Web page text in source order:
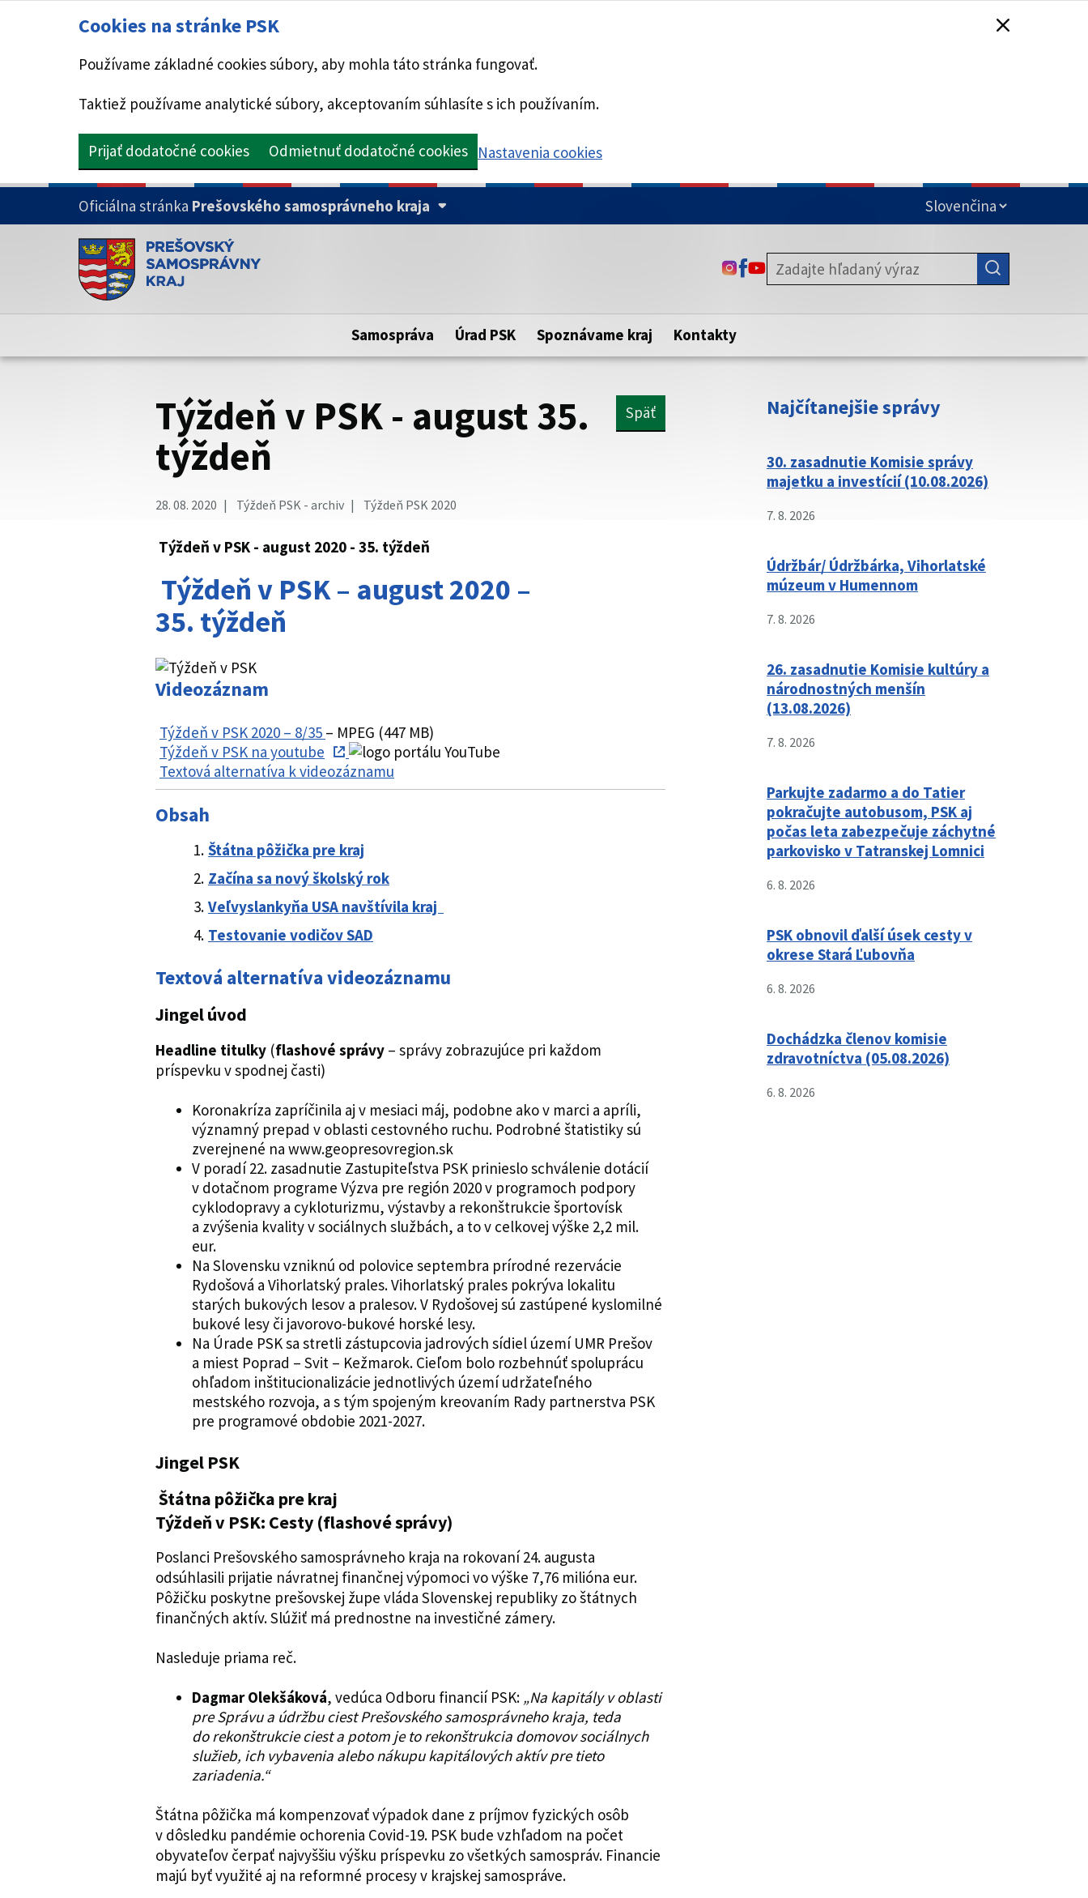
Cookies na stránke PSK
Používame základné cookies súbory, aby mohla táto stránka fungovať.
Taktiež používame analytické súbory, akceptovaním súhlasíte s ich používaním.
Prijať dodatočné cookies Odmietnuť dodatočné cookies Nastavenia cookies
PRESKOČIŤ NA HLAVNÝ OBSAH
Oficiálna stránka Prešovského samosprávneho kraja
Doména psk.sk je oficiálna
Toto je oficiálna webová stránka Prešovského samosprávneho kraja.
Táto stránka je zabezpečená
zabezpečenú webovú stránku. Zabezpečená stránka vždy začína
https:// pred názvom domény webového sídla.
ODKAZ SA OTVORÍ NA NOVEJ KARTE
ODKAZ SA OTVORÍ NA NOVEJ KARTE
ODKAZ SA OTVORÍ NA NOVEJ KARTE
Samospráva Úrad PSK Spoznávame kraj Kontakty
Týždeň v PSK - august 35.
týždeň
Späť
28. 08. 2020 Týždeň PSK - archiv Týždeň PSK 2020
Týždeň v PSK - august 2020 - 35. týždeň
Týždeň v PSK – august 2020 –
35. týždeň
Týždeň v PSK 2020 – 8/35 – MPEG (447 MB)
Týždeň v PSK na youtube
Textová alternatíva k videozáznamu
Videozáznam
Obsah
Štátna pôžička pre kraj
Začína sa nový školský rok
Veľvyslankyňa USA navštívila kraj
Testovanie vodičov SAD
Textová alternatíva videozáznamu
Jingel úvod
Headline titulky (flashové správy – správy zobrazujúce pri každom
príspevku v spodnej časti)
Koronakríza zapríčinila aj v mesiaci máj, podobne ako v marci a apríli,
významný prepad v oblasti cestovného ruchu. Podrobné štatistiky sú
zverejnené na www.geopresovregion.sk
V poradí 22. zasadnutie Zastupiteľstva PSK prinieslo schválenie dotácií
v dotačnom programe Výzva pre región 2020 v programoch podpory
cyklodopravy a cykloturizmu, výstavby a rekonštrukcie športovísk
a zvýšenia kvality v sociálnych službách, a to v celkovej výške 2,2 mil.
eur.
Na Slovensku vzniknú od polovice septembra prírodné rezervácie
Rydošová a Vihorlatský prales. Vihorlatský prales pokrýva lokalitu
starých bukových lesov a pralesov. V Rydošovej sú zastúpené kyslomilné
bukové lesy či javorovo-bukové horské lesy.
Na Úrade PSK sa stretli zástupcovia jadrových sídiel území UMR Prešov
a miest Poprad – Svit – Kežmarok. Cieľom bolo rozbehnúť spoluprácu
ohľadom inštitucionalizácie jednotlivých území udržateľného
mestského rozvoja, a s tým spojeným kreovaním Rady partnerstva PSK
pre programové obdobie 2021-2027.
Jingel PSK
Štátna pôžička pre kraj
Týždeň v PSK: Cesty (flashové správy)
Poslanci Prešovského samosprávneho kraja na rokovaní 24. augusta
odsúhlasili prijatie návratnej finančnej výpomoci vo výške 7,76 milióna eur.
Pôžičku poskytne prešovskej župe vláda Slovenskej republiky zo štátnych
finančných aktív. Slúžiť má prednostne na investičné zámery.
Nasleduje priama reč.
Dagmar Olekšáková, vedúca Odboru financií PSK: „Na kapitály v oblasti
pre Správu a údržbu ciest Prešovského samosprávneho kraja, teda
do rekonštrukcie ciest a potom je to rekonštrukcia domovov sociálnych
služieb, ich vybavenia alebo nákupu kapitálových aktív pre tieto
zariadenia.“
Štátna pôžička má kompenzovať výpadok dane z príjmov fyzických osôb
v dôsledku pandémie ochorenia Covid-19. PSK bude vzhľadom na počet
obyvateľov čerpať najvyššiu výšku príspevku zo všetkých samospráv. Financie
majú byť využité aj na reformné procesy v krajskej samospráve.
Najčítanejšie správy
30. zasadnutie Komisie správy
majetku a investícií (10.08.2026)
7. 8. 2026
Údržbár/ Údržbárka, Vihorlatské
múzeum v Humennom
7. 8. 2026
26. zasadnutie Komisie kultúry a
národnostných menšín
(13.08.2026)
7. 8. 2026
Parkujte zadarmo a do Tatier
pokračujte autobusom, PSK aj
počas leta zabezpečuje záchytné
parkovisko v Tatranskej Lomnici
6. 8. 2026
PSK obnovil ďalší úsek cesty v
okrese Stará Ľubovňa
6. 8. 2026
Dochádzka členov komisie
zdravotníctva (05.08.2026)
6. 8. 2026